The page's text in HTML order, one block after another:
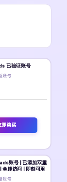
已验证账号
账号
即购买
账号 | 已添加双重
全球访问 | 即刻可用
账号